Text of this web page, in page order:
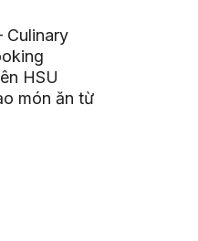
Culinary
HSU
món ăn từ